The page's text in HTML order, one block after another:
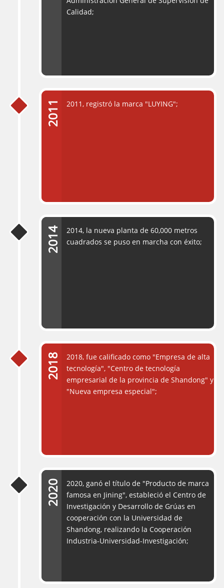
Calidad;
2011, registró la marca "LUYING";
2014, la nueva planta de 60,000 metros
cuadrados se puso en marcha con éxito;
2018, fue calificado como "Empresa de alta
tecnología", "Centro de tecnología
empresarial de la provincia de Shandong" y
"Nueva empresa especial";
2020, ganó el título de "Producto de marca
famosa en Jining", estableció el Centro de
Investigación y Desarrollo de Grúas en
cooperación con la Universidad de
Shandong, realizando la Cooperación
Industria-Universidad-Investigación;